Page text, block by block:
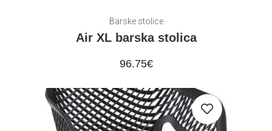
Barske stolice
Air XL barska stolica
96.75€